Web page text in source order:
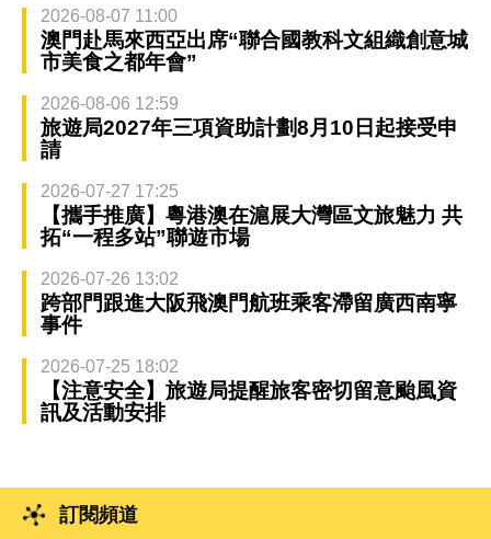
2026-08-07 11:00
澳門赴馬來西亞出席“聯合國教科文組織創意城
市美食之都年會”
2026-08-06 12:59
旅遊局2027年三項資助計劃8月10日起接受申
請
2026-07-27 17:25
【攜手推廣】粵港澳在滬展大灣區文旅魅力 共
拓“一程多站”聯遊市場
2026-07-26 13:02
跨部門跟進大阪飛澳門航班乘客滯留廣西南寧
事件
2026-07-25 18:02
【注意安全】旅遊局提醒旅客密切留意颱風資
訊及活動安排
訂閱頻道